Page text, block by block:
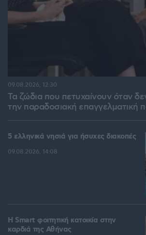
Τα ζώδια που πετυχαίνουν όταν
την παραδοσιακή επαγγελματική
09.08.2026, 12:30
5 ελληνικά νησιά για ήσυχες διακοπές
09.08.2026, 14:08
Η Smart φοιτητική κατοικία στην
καρδιά της Αθήνας